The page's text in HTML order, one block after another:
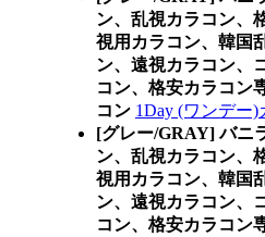
ン、乱視カラコン、
視用カラコン、韓国
ン、遠視カラコン、
コン、格安カラコン
コン 1Day (ワンデー)
[グレー/GRAY] バニ
ン、乱視カラコン、
視用カラコン、韓国
ン、遠視カラコン、
コン、格安カラコン